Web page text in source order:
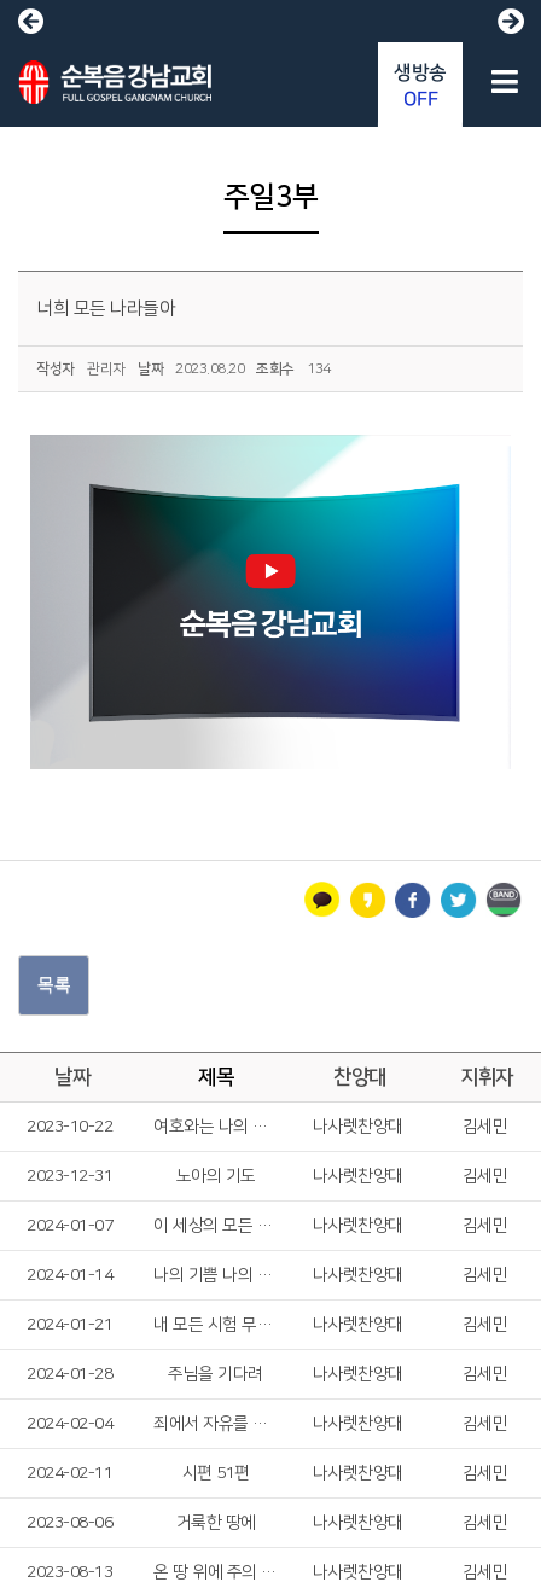
주일3부
너희 모든 나라들아
작성자 관리자 날짜 2023.08.20 조회수 134
목록
날짜 제목 찬양대 지휘자
2023-10-22 여호와는 나의 목자시니 나사렛찬양대 김세민
2023-12-31 노아의 기도 나사렛찬양대 김세민
2024-01-07 이 세상의 모든 죄를 나사렛찬양대 김세민
2024-01-14 나의 기쁨 나의 소망 나사렛찬양대 김세민
2024-01-21 내 모든 시험 무거운 짐을 나사렛찬양대 김세민
2024-01-28 주님을 기다려 나사렛찬양대 김세민
2024-02-04 죄에서 자유를 얻게 함은 나사렛찬양대 김세민
2024-02-11 시편 51편 나사렛찬양대 김세민
2023-08-06 거룩한 땅에 나사렛찬양대 김세민
2023-08-13 온 땅 위에 주의 이름 나사렛찬양대 김세민
생방송
OFF